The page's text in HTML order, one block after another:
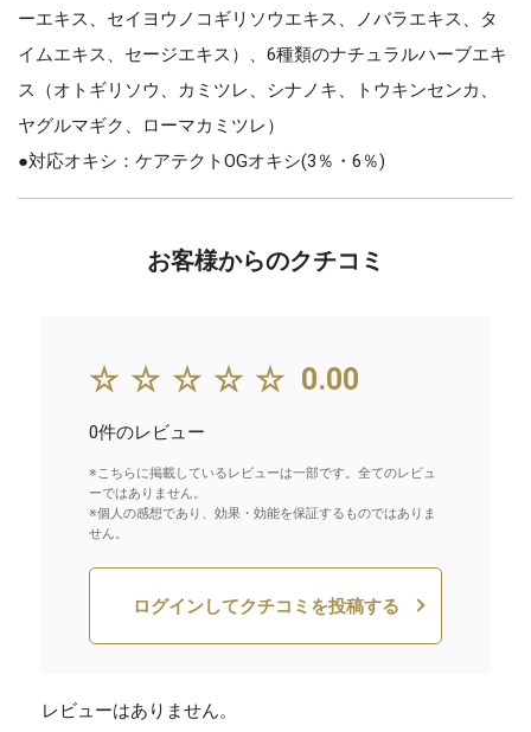
ーエキス、セイヨウノコギリソウエキス、ノバラエキス、タ
イムエキス、セージエキス）、6種類のナチュラルハーブエキ
ス（オトギリソウ、カミツレ、シナノキ、トウキンセンカ、
ヤグルマギク、ローマカミツレ）
●対応オキシ：ケアテクトOGオキシ(3％・6％)
お客様からのクチコミ
☆☆☆☆☆ 0.00
0件のレビュー
※こちらに掲載しているレビューは一部です。全てのレビュ
ーではありません。
※個人の感想であり、効果・効能を保証するものではありま
せん。
ログインしてクチコミを投稿する
レビューはありません。